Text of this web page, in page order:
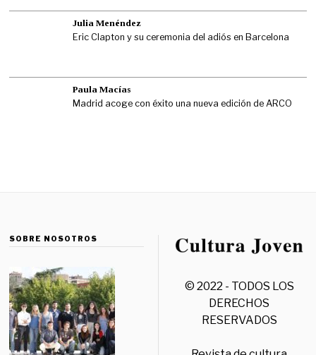
Julia Menéndez
Eric Clapton y su ceremonia del adiós en Barcelona
Paula Macías
Madrid acoge con éxito una nueva edición de ARCO
SOBRE NOSOTROS
© 2022 - TODOS LOS
DERECHOS
RESERVADOS